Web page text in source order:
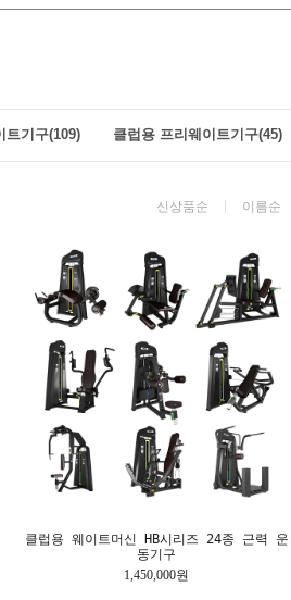
트기구(109) 클럽용 프리웨이트기구(45)
신상품순 이름순
클럽용 웨이트머신 HB시리즈 24종 근력 운
동기구
1,450,000원